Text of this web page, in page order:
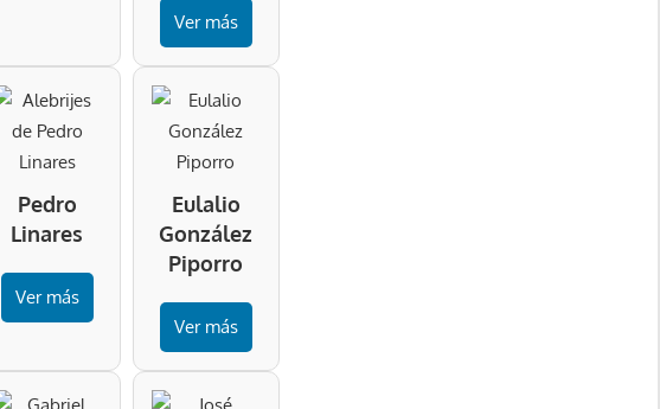
Ver más
Pedro
Linares
Ver más
Eulalio
González
Piporro
Ver más